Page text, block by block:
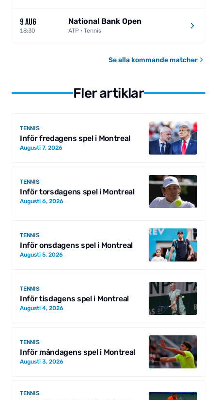
9 AUG
18:30
National Bank Open
ATP · Tennis
Se alla kommande matcher
Fler artiklar
TENNIS
Inför fredagens spel i Montreal
Augusti 7, 2026
TENNIS
Inför torsdagens spel i Montreal
Augusti 6, 2026
TENNIS
Inför onsdagens spel i Montreal
Augusti 5, 2026
TENNIS
Inför tisdagens spel i Montreal
Augusti 4, 2026
TENNIS
Inför måndagens spel i Montreal
Augusti 3, 2026
TENNIS